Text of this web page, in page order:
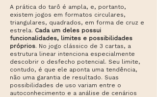
A prática do tarô é ampla, e, portanto,
existem jogos em formatos circulares,
triangulares, quadrados, em forma de cruz e
estrela. Cada um deles possui
funcionalidades, limites e possibilidades
próprios. No jogo clássico de 3 cartas, a
estrutura linear intenciona especialmente
descobrir o desfecho potencial. Seu limite,
contudo, é que ele aponta uma tendência,
não uma garantia de resultado. Suas
possibilidades de uso variam entre o
autoconhecimento e a análise de cenários